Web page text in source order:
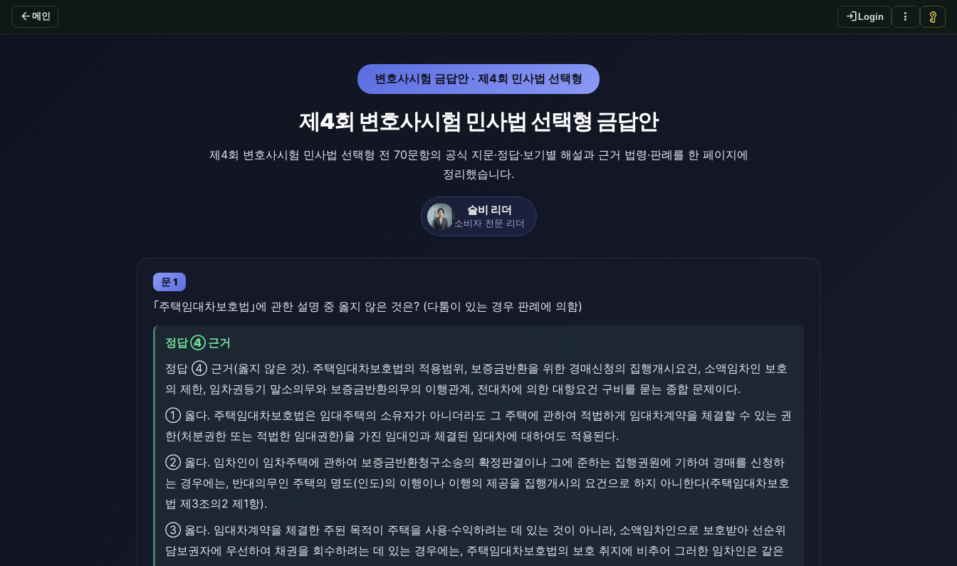
arrow_back 메인 login Login more_vert vpn_key
변호사시험 금답안 · 제4회 민사법 선택형
제4회 변호사시험 민사법 선택형 금답안
제4회 변호사시험 민사법 선택형 전 70문항의 공식 지문·정답·보기별 해설과 근거 법령·판례를 한 페이지에
정리했습니다.
슬비 리더
소비자 전문 리더
문 1
｢주택임대차보호법｣에 관한 설명 중 옳지 않은 것은? (다툼이 있는 경우 판례에 의함)
정답 ④ 근거
정답 ④ 근거(옳지 않은 것). 주택임대차보호법의 적용범위, 보증금반환을 위한 경매신청의 집행개시요건, 소액임차인 보호
의 제한, 임차권등기 말소의무와 보증금반환의무의 이행관계, 전대차에 의한 대항요건 구비를 묻는 종합 문제이다.
① 옳다. 주택임대차보호법은 임대주택의 소유자가 아니더라도 그 주택에 관하여 적법하게 임대차계약을 체결할 수 있는 권
한(처분권한 또는 적법한 임대권한)을 가진 임대인과 체결된 임대차에 대하여도 적용된다.
② 옳다. 임차인이 임차주택에 관하여 보증금반환청구소송의 확정판결이나 그에 준하는 집행권원에 기하여 경매를 신청하
는 경우에는, 반대의무인 주택의 명도(인도)의 이행이나 이행의 제공을 집행개시의 요건으로 하지 아니한다(주택임대차보호
법 제3조의2 제1항).
③ 옳다. 임대차계약을 체결한 주된 목적이 주택을 사용·수익하려는 데 있는 것이 아니라, 소액임차인으로 보호받아 선순위
담보권자에 우선하여 채권을 회수하려는 데 있는 경우에는, 주택임대차보호법의 보호 취지에 비추어 그러한 임차인은 같은